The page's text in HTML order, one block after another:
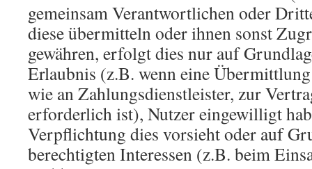
gemeinsam Verantwortlichen oder
diese übermitteln oder ihnen sonst
gewähren, erfolgt dies nur auf
Erlaubnis (z.B. wenn eine
wie an Zahlungsdienstleister, zur
erforderlich ist), Nutzer eingewilligt
Verpflichtung dies vorsieht oder auf
berechtigten Interessen (z.B. beim